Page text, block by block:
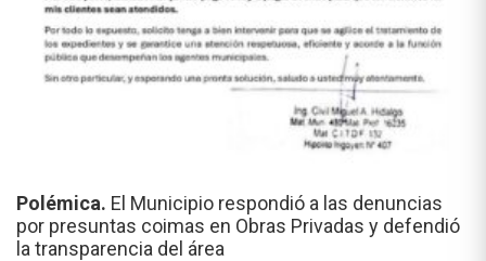
Polémica. El Municipio respondió a las denuncias
por presuntas coimas en Obras Privadas y defendió
la transparencia del área